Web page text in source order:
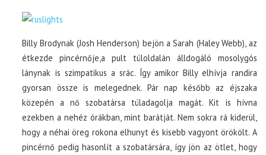
Billy Brodynak (Josh Henderson) bejön a Sarah (Haley Webb), az
étkezde pincérnője,a pult túloldalán álldogáló mosolygós
lánynak is szimpatikus a srác. Így amikor Billy elhívja randira
gyorsan össze is melegednek. Pár nap később az éjszaka
közepén a nő szobatársa túladagolja magát. Kit is hívna
ezekben a nehéz órákban, mint barátját. Nem sokra rá kiderül,
hogy a néhai öreg rokona elhunyt és kisebb vagyont örökölt. A
pincérnő pedig hasonlít a szobatársára, így jön az ötlet, hogy